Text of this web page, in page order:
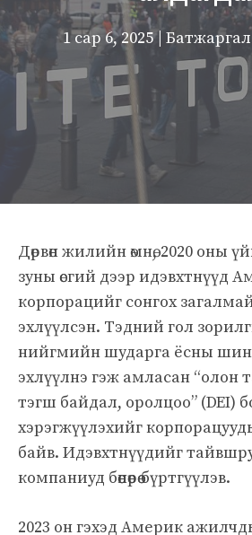
1 сар 6, 2025 |
Дөрвөн жилийн өмнө, 2020 оны
зуны өсгий дээр идэвхтнүүд
корпорацийг сонгох
эхлүүлсэн. Тэдний гол
нийгмийн шударга ёсны
эхлүүлнэ гэж амласан “олон
тэгш байдал, оролцоо” (DEI)
хэрэгжүүлэхийг
байв. Идэвхтнүүдийг
компаниуд бөөнөөрөө бүртгүүлэв.
2023 он гэхэд Америк